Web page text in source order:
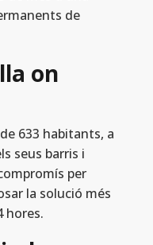
de
on
633 habitants, a
seus barris i
per
la solució més
hores.